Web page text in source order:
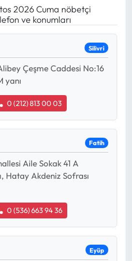
2026 Cuma nöbetçi
ve konumları
Silivri
Çeşme Caddesi No:16
yanı
0 (212) 813 00 03
Fatih
Aile Sokak 41 A
Hatay Akdeniz Sofrası
0 (536) 663 94 36
Eyüp